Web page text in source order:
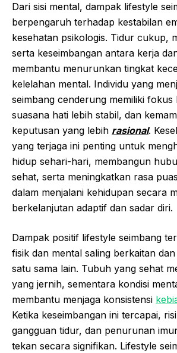
Dari sisi mental, dampak lifestyle
berpengaruh terhadap kestabilan
kesehatan psikologis. Tidur cukup,
serta keseimbangan antara kerja
membantu menurunkan tingkat
kelelahan mental. Individu yang
seimbang cenderung memiliki fokus
suasana hati lebih stabil, dan
keputusan yang lebih rasional.
yang terjaga ini penting untuk
hidup sehari-hari, membangun
sehat, serta meningkatkan rasa
dalam menjalani kehidupan secara
berkelanjutan adaptif dan sadar diri.
Dampak positif lifestyle seimbang
fisik dan mental saling berkaitan
satu sama lain. Tubuh yang sehat
yang jernih, sementara kondisi
membantu menjaga konsistensi
Ketika keseimbangan ini tercapai,
gangguan tidur, dan penurunan
tekan secara signifikan. Lifestyle